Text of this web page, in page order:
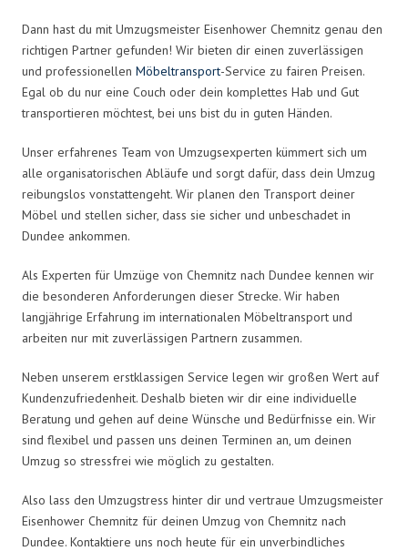
Dann hast du mit Umzugsmeister Eisenhower Chemnitz genau den
richtigen Partner gefunden! Wir bieten dir einen zuverlässigen
und professionellen Möbeltransport-Service zu fairen Preisen.
Egal ob du nur eine Couch oder dein komplettes Hab und Gut
transportieren möchtest, bei uns bist du in guten Händen.
Unser erfahrenes Team von Umzugsexperten kümmert sich um
alle organisatorischen Abläufe und sorgt dafür, dass dein Umzug
reibungslos vonstattengeht. Wir planen den Transport deiner
Möbel und stellen sicher, dass sie sicher und unbeschadet in
Dundee ankommen.
Als Experten für Umzüge von Chemnitz nach Dundee kennen wir
die besonderen Anforderungen dieser Strecke. Wir haben
langjährige Erfahrung im internationalen Möbeltransport und
arbeiten nur mit zuverlässigen Partnern zusammen.
Neben unserem erstklassigen Service legen wir großen Wert auf
Kundenzufriedenheit. Deshalb bieten wir dir eine individuelle
Beratung und gehen auf deine Wünsche und Bedürfnisse ein. Wir
sind flexibel und passen uns deinen Terminen an, um deinen
Umzug so stressfrei wie möglich zu gestalten.
Also lass den Umzugstress hinter dir und vertraue Umzugsmeister
Eisenhower Chemnitz für deinen Umzug von Chemnitz nach
Dundee. Kontaktiere uns noch heute für ein unverbindliches